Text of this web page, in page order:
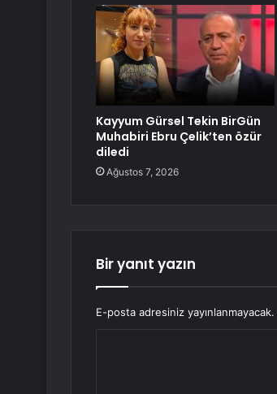
Kayyum Gürsel Tekin BirGün
Muhabiri Ebru Çelik’ten özür
diledi
Ağustos 7, 2026
Bir yanıt yazın
E-posta adresiniz yayınlanmayacak.